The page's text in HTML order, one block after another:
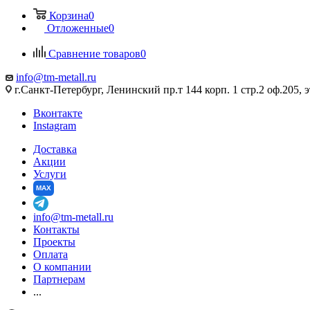
Корзина0
Отложенные0
Сравнение товаров0
info@tm-metall.ru
г.Санкт-Петербург, Ленинский пр.т 144 корп. 1 стр.2 оф.205,
Вконтакте
Instagram
Доставка
Акции
Услуги
MAX
info@tm-metall.ru
Контакты
Проекты
Оплата
О компании
Партнерам
...